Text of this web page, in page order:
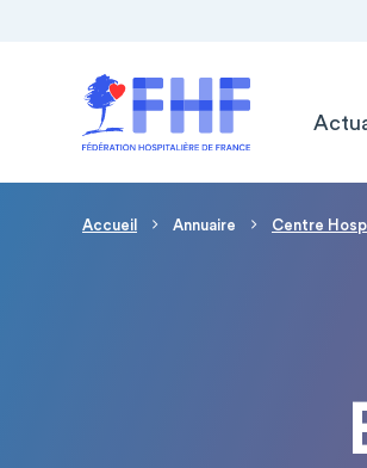
Fil d'Ariane
Accueil Annuaire Centre